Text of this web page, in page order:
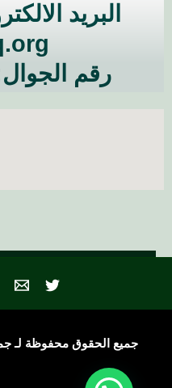
رقم الجوال: 053423020
جميع الحقوق محفوظة لـ جمعية